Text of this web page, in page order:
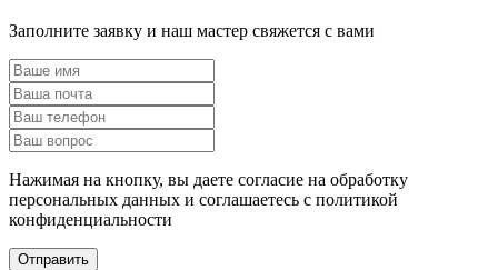
Заполните заявку и наш мастер свяжется с вами
Нажимая на кнопку, вы даете согласие на обработку
персональных данных и соглашаетесь c политикой
конфиденциальности
Отправить